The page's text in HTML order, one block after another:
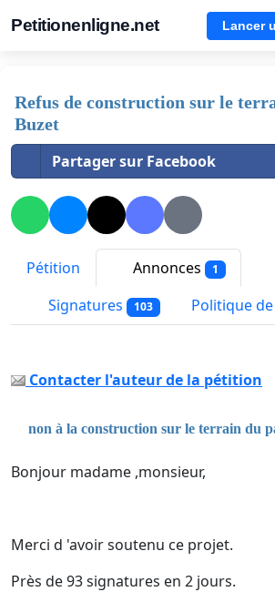
Petitionenligne.net Lancer
Refus de construction sur le
Buzet
Partager sur Facebook
Pétition Annonces 1
Signatures 103 Politique
Contacter l'auteur de la pétition
non à la construction sur le terrain du
Bonjour madame ,monsieur,
Merci d 'avoir soutenu ce projet.
Près de 93 signatures en 2 jours.